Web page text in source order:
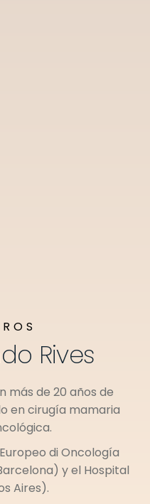
Rives
más de 20 años de
en cirugía mamaria
di Oncología
y el Hospital
Aires).